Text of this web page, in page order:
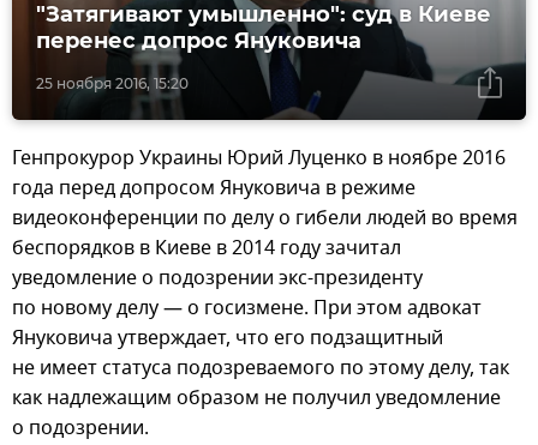
25 ноября 2016, 15:20
"Затягивают умышленно": суд в Киеве
перенес допрос Януковича
Генпрокурор Украины Юрий Луценко в ноябре 2016
года перед допросом Януковича в режиме
видеоконференции по делу о гибели людей во время
беспорядков в Киеве в 2014 году зачитал
уведомление о подозрении экс-президенту
по новому делу — о госизмене. При этом адвокат
Януковича утверждает, что его подзащитный
не имеет статуса подозреваемого по этому делу, так
как надлежащим образом не получил уведомление
о подозрении.